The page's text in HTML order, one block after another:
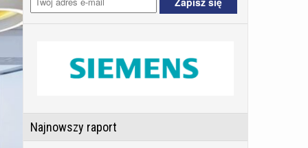
Najnowszy raport